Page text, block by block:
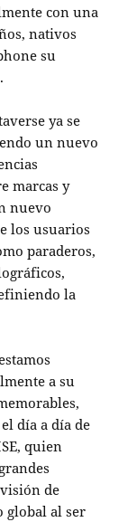
con una
nativos
su
ya se
un nuevo
marcas y
nuevo
los usuarios
paraderos,
la
a su
día a día de
quien
de
global al ser